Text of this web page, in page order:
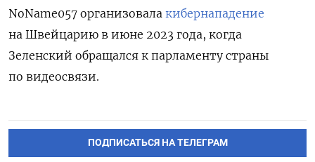
NoName057 организовала кибернападение
на Швейцарию в июне 2023 года, когда
Зеленский обращался к парламенту страны
по видеосвязи.
ПОДПИСАТЬСЯ НА ТЕЛЕГРАМ